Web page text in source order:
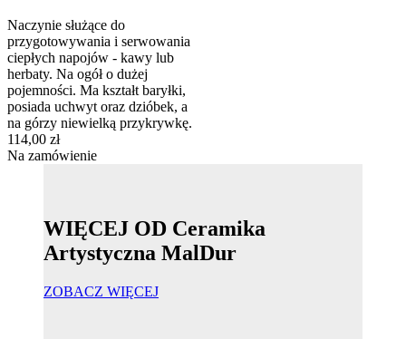
Naczynie służące do
przygotowywania i serwowania
ciepłych napojów - kawy lub
herbaty. Na ogół o dużej
pojemności. Ma kształt baryłki,
posiada uchwyt oraz dzióbek, a
na górzy niewielką przykrywkę.
114,00 zł
Na zamówienie
WIĘCEJ OD Ceramika
Artystyczna MalDur
ZOBACZ WIĘCEJ